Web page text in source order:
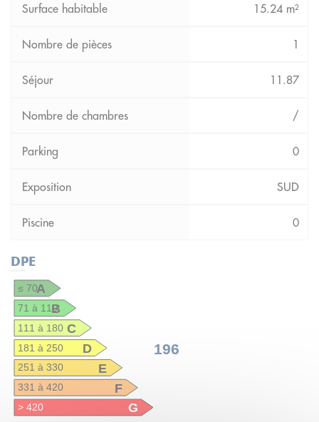
15.24 m²
1
11.87
/
0
SUD
0
DPE
A
≤ 70
B
71 à 110
C
111 à 180
196
D
181 à 250
E
251 à 330
F
331 à 420
G
> 420